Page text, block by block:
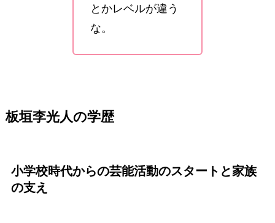
とかレベルが違う
な。
板垣李光人の学歴
小学校時代からの芸能活動のスタートと家族
の支え